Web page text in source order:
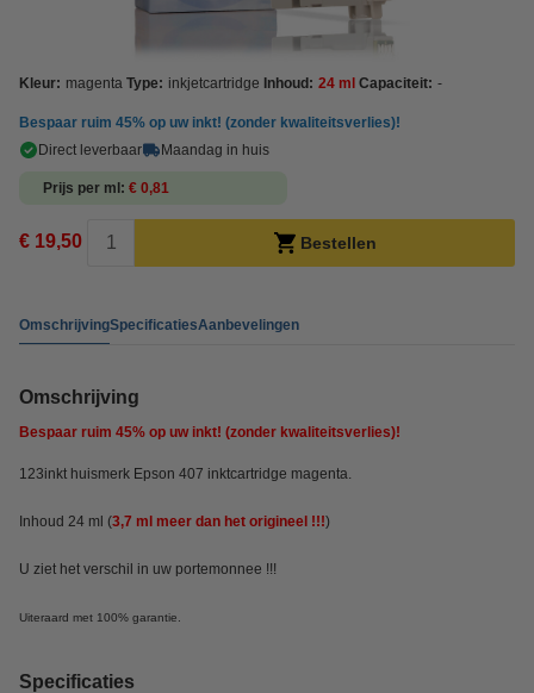
Kleur: magenta Type: inkjetcartridge Inhoud: 24 ml Capaciteit: -
Bespaar ruim 45% op uw inkt! (zonder kwaliteitsverlies)!
Direct leverbaar
Maandag in huis
Prijs per ml € 0,81
€ 19,50 Bestellen
OmschrijvingSpecificatiesAanbevelingen
Omschrijving
Bespaar ruim 45% op uw inkt! (zonder kwaliteitsverlies)!
123inkt huismerk Epson 407 inktcartridge magenta.
Inhoud 24 ml (3,7 ml meer dan het origineel !!!)
U ziet het verschil in uw portemonnee !!!
Uiteraard met 100% garantie.
Specificaties